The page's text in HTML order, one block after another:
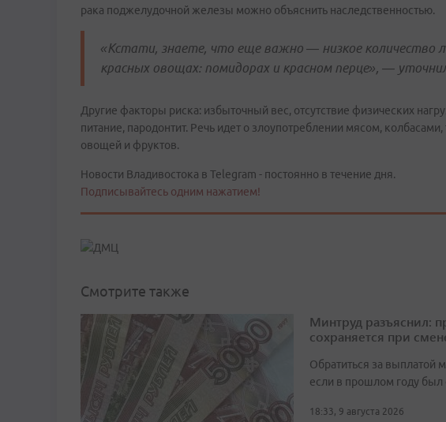
рака поджелудочной железы можно объяснить наследственностью.
«Кстати, знаете, что еще важно — низкое количество
красных овощах: помидорах и красном перце», —
Другие факторы риска: избыточный вес, отсутствие физических
питание, пародонтит. Речь идет о злоупотреблении мясом,
овощей и фруктов.
Новости Владивостока в Telegram - постоянно в течение дня.
Подписывайтесь одним нажатием!
Смотрите также
Минтруд разъяснил:
сохраняется при
Обратиться за выплатой
если в прошлом году
18:33, 9 августа 2026